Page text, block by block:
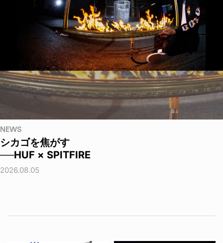
NEWS
シカゴを焦がす
──HUF × SPITFIRE
2026.08.05